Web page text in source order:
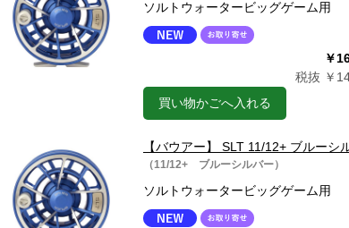
ソルトウォータービッグゲーム用
￥
税抜 ￥
買い物かごへ入れる
【バウアー】 SLT 11/12+ ブルーシ
（11/12+ ブルーシルバー）
ソルトウォータービッグゲーム用